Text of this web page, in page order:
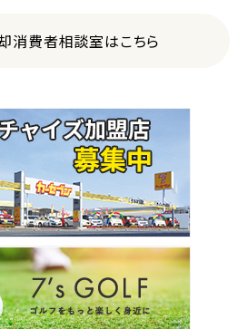
消費者相談室はこちら